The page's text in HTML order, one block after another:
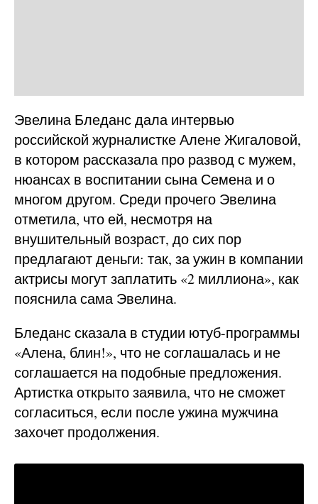
Эвелина Бледанс дала интервью
российской журналистке Алене Жигаловой,
в котором рассказала про развод с мужем,
нюансах в воспитании сына Семена и о
многом другом. Среди прочего Эвелина
отметила, что ей, несмотря на
внушительный возраст, до сих пор
предлагают деньги: так, за ужин в компании
актрисы могут заплатить «2 миллиона», как
пояснила сама Эвелина.
Бледанс сказала в студии ютуб-программы
«Алена, блин!», что не соглашалась и не
соглашается на подобные предложения.
Артистка открыто заявила, что не сможет
согласиться, если после ужина мужчина
захочет продолжения.